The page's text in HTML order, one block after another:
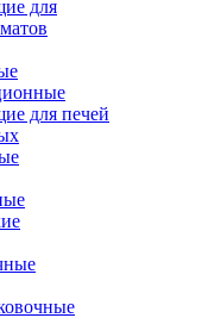
для
для печей